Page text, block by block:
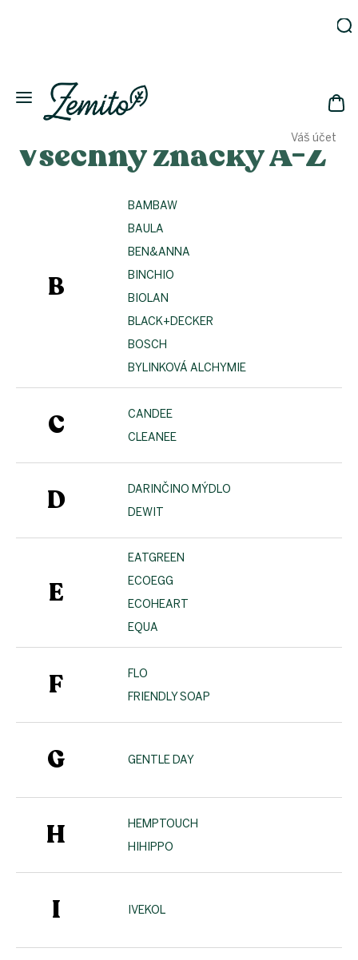
Váš účet
Eko
domácnost
Kosmetika
Vánoce
Všechny značky A-Z
B
BAMBAW
BAULA
BEN&ANNA
BINCHIO
BIOLAN
BLACK+DECKER
BOSCH
BYLINKOVÁ ALCHYMIE
C
CANDEE
CLEANEE
D
DARINČINO MÝDLO
DEWIT
E
EATGREEN
ECOEGG
ECOHEART
EQUA
F
FLO
FRIENDLY SOAP
G GENTLE DAY
H
HEMPTOUCH
HIHIPPO
I IVEKOL